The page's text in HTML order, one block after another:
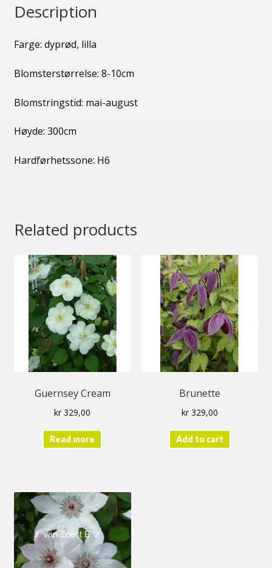
Description
Farge: dyprød, lilla
Blomsterstørrelse: 8-10cm
Blomstringstid: mai-august
Høyde: 300cm
Hardførhetssone: H6
Related products
Guernsey Cream
kr 329,00
Read more
Brunette
kr329,00
Add to cart